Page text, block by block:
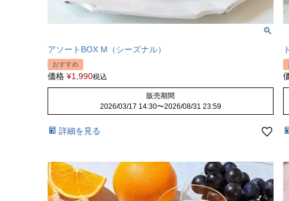
アソートBOX M（シーズナル）
おすすめ
価格 ¥1,990税込
販売期間
2026/03/17 14:30〜2026/08/31 23:59
詳細を見る